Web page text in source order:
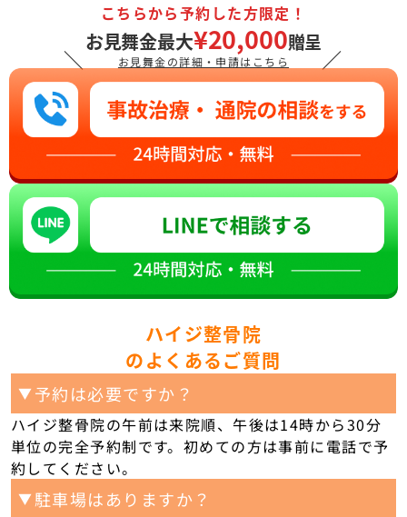
＼
こちらから予約した方限定！
お見舞金最大¥20,000贈呈
お見舞金の詳細・申請はこちら ／
ハイジ整骨院
のよくあるご質問
▼ 予約は必要ですか？
ハイジ整骨院の午前は来院順、午後は14時から30分
単位の完全予約制です。初めての方は事前に電話で予
約してください。
▼ 駐車場はありますか？